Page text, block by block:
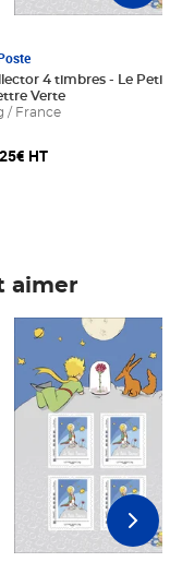
panier
4 timbres - Le Petit
Verte
/ France
HT
aimer
6,25€ HT